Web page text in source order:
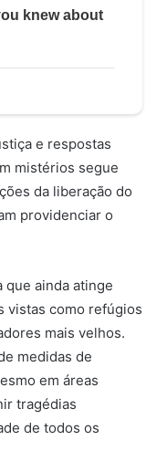
e respostas
mistérios segue
da liberação do
providenciar o
que ainda atinge
vistas como refúgios
mais velhos.
medidas de
em áreas
tragédias
de todos os